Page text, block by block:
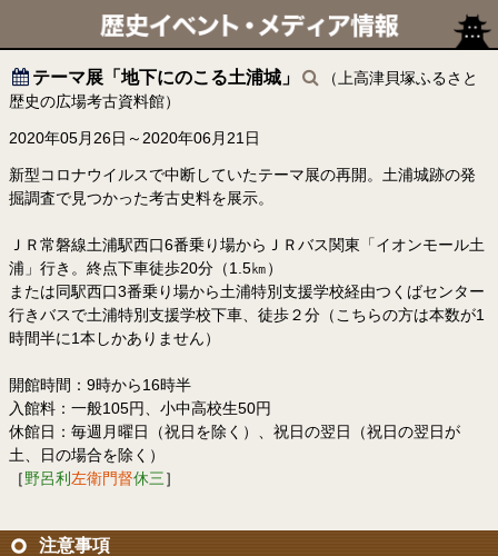
テーマ展「地下にのこる土浦城」
（上高津貝塚ふるさと
歴史の広場考古資料館）
2020年05月26日～2020年06月21日
新型コロナウイルスで中断していたテーマ展の再開。土浦城跡の発
掘調査で見つかった考古史料を展示。
ＪＲ常磐線土浦駅西口6番乗り場からＪＲバス関東「イオンモール土
浦」行き。終点下車徒歩20分（1.5㎞）
または同駅西口3番乗り場から土浦特別支援学校経由つくばセンター
行きバスで土浦特別支援学校下車、徒歩２分（こちらの方は本数が1
時間半に1本しかありません）
開館時間：9時から16時半
入館料：一般105円、小中高校生50円
休館日：毎週月曜日（祝日を除く）、祝日の翌日（祝日の翌日が
土、日の場合を除く）
［野呂利 左衛門督休三］
注意事項